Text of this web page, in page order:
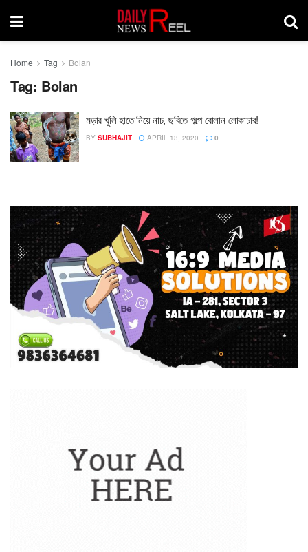
Home Tag Bolan
Tag: Bolan
মড়ার খুলি হাতে নিয়ে নাচ, ছবিতে গল্পে বোলান লোকাচার!
BY SUBHAJIT APRIL 13, 2020 0